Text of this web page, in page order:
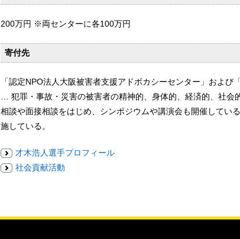
200万円 ※両センターに各100万円
寄付先
「認定NPO法人大阪被害者支援アドボカシーセンター」および
… 犯罪・事故・災害の被害者の精神的、身体的、経済的、社
相談や面接相談をはじめ、シンポジウムや講演会も開催してい
施している。
才木浩人選手プロフィール
社会貢献活動